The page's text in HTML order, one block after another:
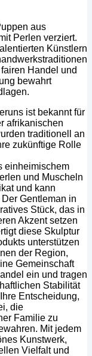
aus
Perlen verziert.
Künstlern
Handel und
bewahrt
ist bekannt für
afrikanischen
traditionell an
zukünftige Rolle
einheimischem
und Muscheln
und kann
Gentleman in
Stück, das in
Akzent setzen
diese Skulptur
unterstützen
der Region,
Gemeinschaft
ein und tragen
Stabilität
Entscheidung,
die
Familie zu
Mit jedem
Kunstwerk,
Vielfalt und